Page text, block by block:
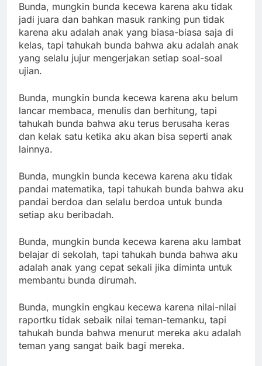
Bunda, mungkin bunda kecewa karena aku tidak
jadi juara dan bahkan masuk ranking pun tidak
karena aku adalah anak yang biasa-biasa saja di
kelas, tapi tahukah bunda bahwa aku adalah anak
yang selalu jujur mengerjakan setiap soal-soal
ujian.
Bunda, mungkin bunda kecewa karena aku belum
lancar membaca, menulis dan berhitung, tapi
tahukah bunda bahwa aku terus berusaha keras
dan kelak satu ketika aku akan bisa seperti anak
lainnya.
Bunda, mungkin bunda kecewa karena aku tidak
pandai matematika, tapi tahukah bunda bahwa aku
pandai berdoa dan selalu berdoa untuk bunda
setiap aku beribadah.
Bunda, mungkin bunda kecewa karena aku lambat
belajar di sekolah, tapi tahukah bunda bahwa aku
adalah anak yang cepat sekali jika diminta untuk
membantu bunda dirumah.
Bunda, mungkin engkau kecewa karena nilai-nilai
raportku tidak sebaik nilai teman-temanku, tapi
tahukah bunda bahwa menurut mereka aku adalah
teman yang sangat baik bagi mereka.